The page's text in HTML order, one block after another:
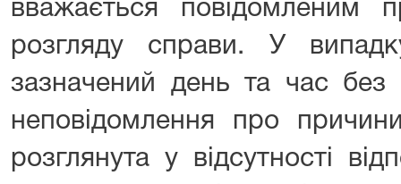
вважається повідомленим
розгляду справи. У
зазначений день та час
неповідомлення про
розглянута у відсутності